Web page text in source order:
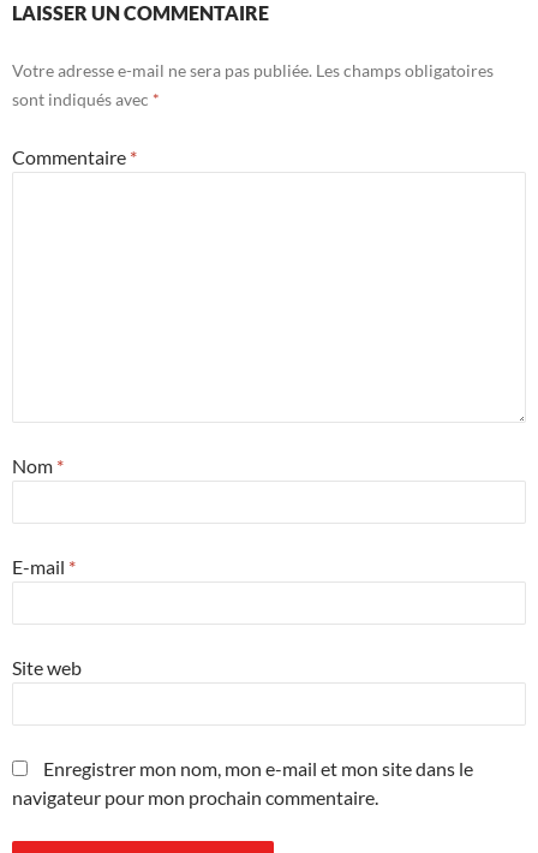
LAISSER UN COMMENTAIRE
Votre adresse e-mail ne sera pas publiée. Les champs obligatoires
sont indiqués avec *
Commentaire *
Nom *
E-mail *
Site web
Enregistrer mon nom, mon e-mail et mon site dans le
navigateur pour mon prochain commentaire.